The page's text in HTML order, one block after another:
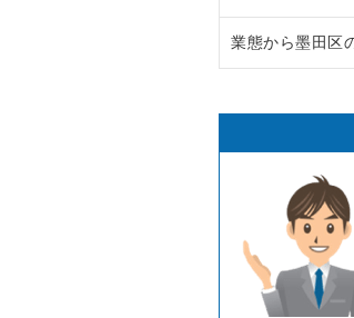
渋谷区の飲食
新宿区の飲
葛飾区の飲
中央区の飲食
江東区の飲
東京23区のラ
東京23区の
東京23区の
東京23区のそ
東京23区の
業態から墨田区
墨田区のフ
墨田区のイ
墨田区の中華
墨田区のそ